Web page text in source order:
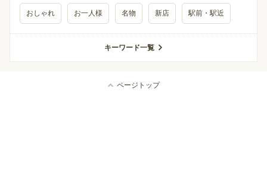
おしゃれ お一人様 名物 新店 駅前・駅近
キーワード一覧
ページトップ